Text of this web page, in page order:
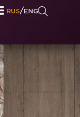
RUS/ ENG